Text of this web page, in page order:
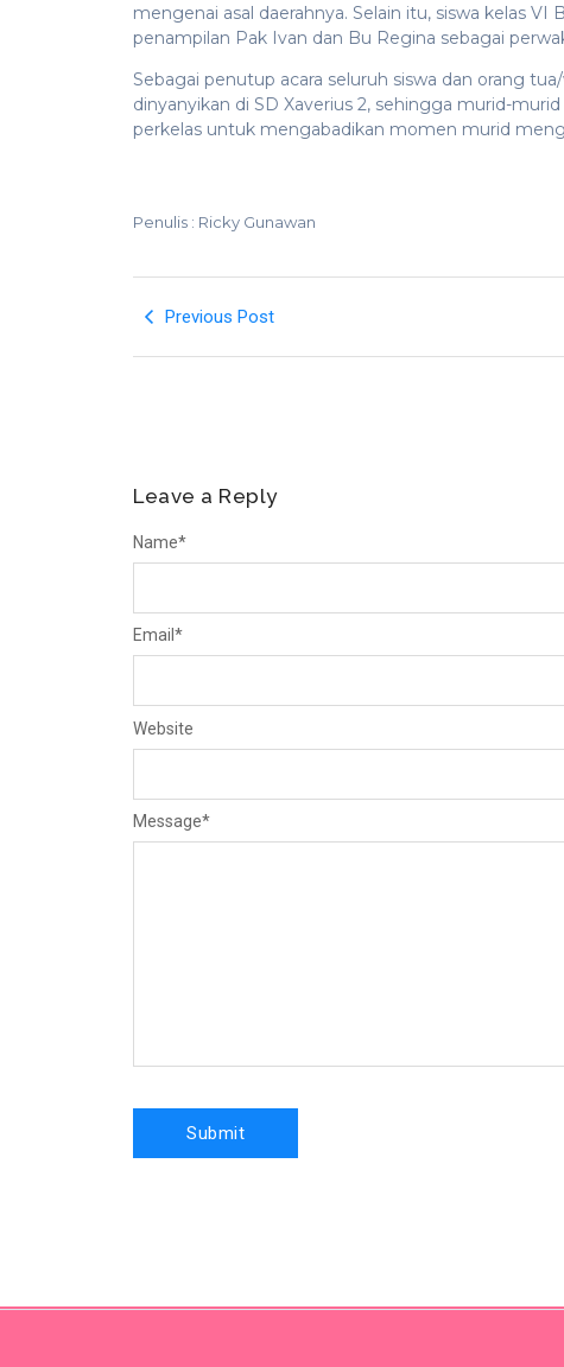
mengenai asal daerahnya. Selain itu, siswa kelas
penampilan Pak Ivan dan Bu Regina sebagai
Sebagai penutup acara seluruh siswa dan orang
dinyanyikan di SD Xaverius 2, sehingga murid-
perkelas untuk mengabadikan momen murid
Penulis : Ricky Gunawan
Previous Post
Leave a Reply
Message*
Name*
Email *
Website